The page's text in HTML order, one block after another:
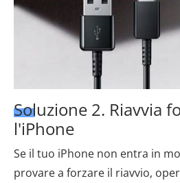
Soluzione 2. Riavvia
l'iPhone
Se il tuo iPhone non entra in
provare a forzare il riavvio,